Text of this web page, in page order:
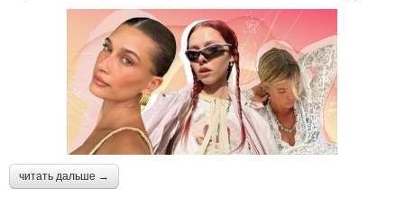
читать дальше →